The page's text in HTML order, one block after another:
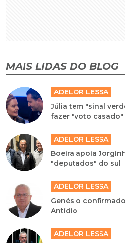
MAIS LIDAS DO BLOG
ADELOR LESSA
Júlia tem "sinal
fazer "voto
ADELOR LESSA
Boeira apoia
"deputados" do sul
ADELOR LESSA
Genésio
Antídio
ADELOR LESSA